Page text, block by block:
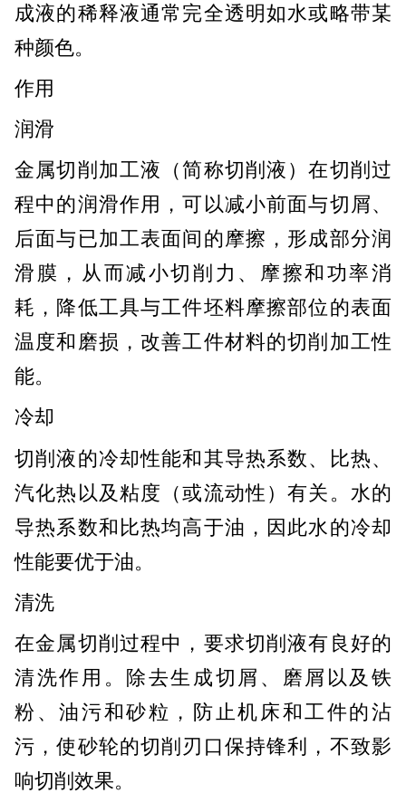
成液的稀释液通常完全透明如水或略带某
种颜色。
作用
润滑
金属切削加工液（简称切削液）在切削过
程中的润滑作用，可以减小前面与切屑、
后面与已加工表面间的摩擦，形成部分润
滑膜，从而减小切削力、摩擦和功率消
耗，降低工具与工件坯料摩擦部位的表面
温度和磨损，改善工件材料的切削加工性
能。
冷却
切削液的冷却性能和其导热系数、比热、
汽化热以及粘度（或流动性）有关。水的
导热系数和比热均高于油，因此水的冷却
性能要优于油。
清洗
在金属切削过程中，要求切削液有良好的
清洗作用。除去生成切屑、磨屑以及铁
粉、油污和砂粒，防止机床和工件的沾
污，使砂轮的切削刃口保持锋利，不致影
响切削效果。